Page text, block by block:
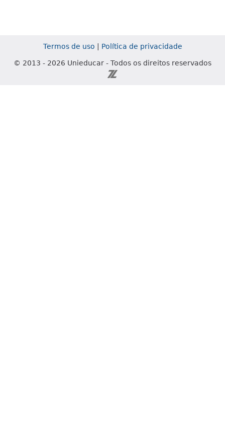
Termos de uso Política de privacidade
© 2013 - 2026 Unieducar - Todos os direitos reservados